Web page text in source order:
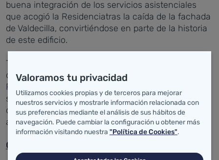
buena integración de los servicios asistenciales
que acogió la Residenciatras la caída de la fachada
de Valdecilla, convirtiéndose en parte de la historia
de este edificio.
Tras indicar que el edificio ha sido el nexo de unión
de multitud de profesionales, han aclarado que la
Residencia Cantabriasomos todos. El hospital no es
sólo un edificio, sino que representa un
compromiso con la atención sanitaria, han
asegurado.
Cuna de Cantabria
Valoramos tu privacidad
Utilizamos cookies propias y de terceros para mejorar
nuestros servicios y mostrarle información relacionada con
sus preferencias mediante el análisis de sus hábitos de
navegación. Puede cambiar la configuración u obtener más
información visitando nuestra "Política de Cookies".